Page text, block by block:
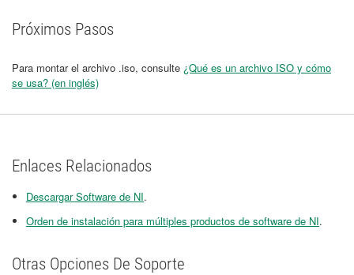
Próximos Pasos
Para montar el archivo .iso, consulte ¿Qué es un archivo ISO y cómo
se usa? (en inglés)
Enlaces Relacionados
Descargar Software de NI.
Orden de instalación para múltiples productos de software de NI.
Otras Opciones De Soporte